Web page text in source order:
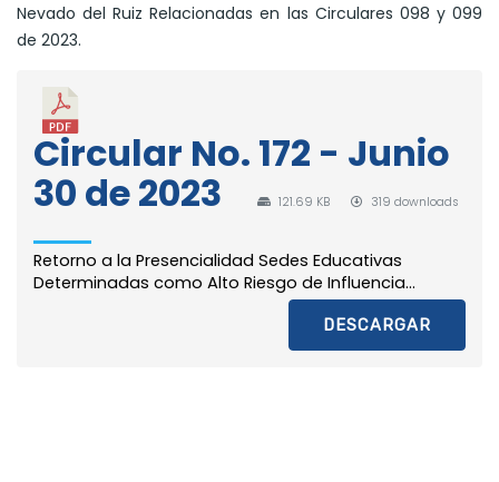
Nevado del Ruiz Relacionadas en las Circulares 098 y 099
de 2023.
Circular No. 172 - Junio
30 de 2023
121.69 KB 319 downloads
Retorno a la Presencialidad Sedes Educativas
Determinadas como Alto Riesgo de Influencia...
DESCARGAR